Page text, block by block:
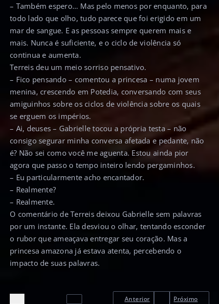
– Também espero… Mas pelo menos por enquanto, para
todo lado que olho, tudo parece que foi erigido em um
mar de sangue. E as pessoas sempre querem mais e
mais. Nunca é suficiente, e o ciclo de violência só
continua e aumenta.
Terreis deu um meio sorriso pensativo.
– Fico pensando – comentou a princesa – numa jovem
menina, crescendo em Potedia, conversando com seus
amiguinhos sobre os ciclos de violência sobre os quais
se erguem os impérios.
– Ai, deuses – Gabrielle tocou a própria testa – não
consigo segurar minha conversa afetada e pedante, não
é? Não sei como você me aguenta. Estou ainda pior
agora que passo o tempo inteiro lendo pergaminhos.
– Eu particularmente acho encantador.
– Realmente?
– Realmente.
O comentário de Terreis deixou Gabrielle sem palavras
por um instante. Ela desviou o olhar, tentando esconder
o rubor que ameaçava entregar seu coração. Mas a
princesa amazona já estava atenta, percebendo o
impacto de suas palavras.
Anterior Próximo